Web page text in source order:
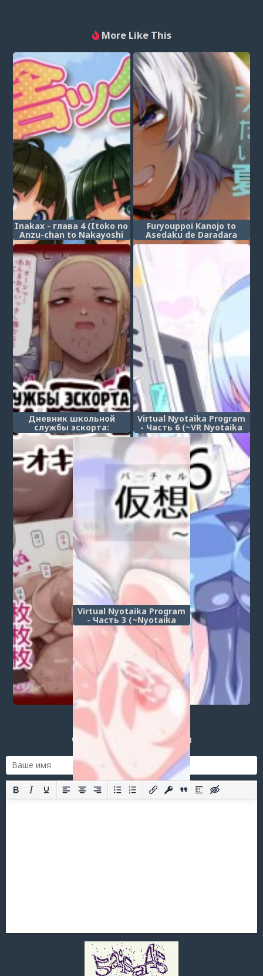
More Like This
Inakax - глава 4 (Itoko no
Anzu-chan to Nakayoshi
3P Hen-Skinship with my
cousin, Anzu-Chan 3P-Hen)
Furyouppoi Kanojo to
Asedaku de Daradara
Shitai Natsu.
Дневник школьной
службы эскорта:
загорелая гяру окигава
(Gakuen Suppo Nikki Kuro
Gal Yankee Okigawa Hen)
Virtual Nyotaika Program
- Часть 6 (~VR Nyotaika
Papakatsu Hen~)
Virtual Nyotaika Program
- Часть 3 (~Nyotaika
Seikan Kaihatsu Hen~)
Post a comment
Login or register to post a comment.
Добавить комментарий
Оставить комментарий